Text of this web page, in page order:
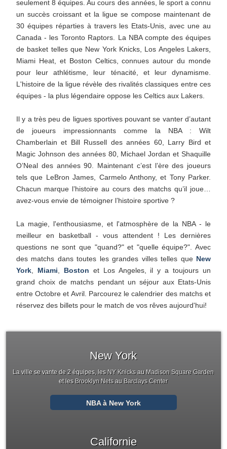
seulement 8 équipes. Au cours des années, le sport a connu
un succès croissant et la ligue se compose maintenant de
30 équipes réparties à travers les Etats-Unis, avec une au
Canada - les Toronto Raptors. La NBA compte des équipes
de basket telles que New York Knicks, Los Angeles Lakers,
Miami Heat, et Boston Celtics, connues autour du monde
pour leur athlétisme, leur ténacité, et leur dynamisme.
L'histoire de la ligue révèle des rivalités classiques entre ces
équipes - la plus légendaire oppose les Celtics aux Lakers.
Il y a très peu de ligues sportives pouvant se vanter d’autant
de joueurs impressionnants comme la NBA : Wilt
Chamberlain et Bill Russell des années 60, Larry Bird et
Magic Johnson des années 80, Michael Jordan et Shaquille
O’Neal des années 90. Maintenant c’est l’ère des joueurs
tels que LeBron James, Carmelo Anthony, et Tony Parker.
Chacun marque l’histoire au cours des matchs qu’il joue…
avez-vous envie de témoigner l’histoire sportive ?
La magie, l'enthousiasme, et l'atmosphère de la NBA - le
meilleur en basketball - vous attendent ! Les dernières
questions ne sont que "quand?" et "quelle équipe?". Avec
des matchs dans toutes les grandes villes telles que New
York
Miami Boston et Los Angeles, il y a toujours un
grand choix de matchs pendant un séjour aux Etats-Unis
entre Octobre et Avril. Parcourez le calendrier des matchs et
réservez des billets pour le match de vos rêves aujourd'hui!
New York
La ville se vante de 2 équipes, les NY Knicksau Madison Square Garden
et les Brooklyn Netsau Barclays Center
NBA à New York
Californie